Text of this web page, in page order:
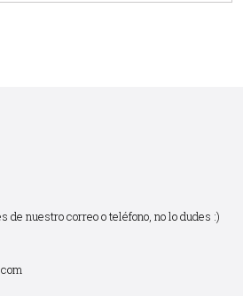
de nuestro correo o teléfono, no lo dudes :)